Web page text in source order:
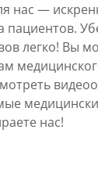
нас —
пациентов.
легко! Вы
нас!